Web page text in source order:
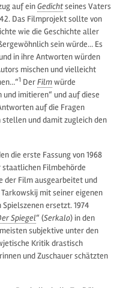
auf einGedichtseines Vaters
Das Filmprojekt sollte von
wie die Geschichte aller
sein würde… Es
in ihre Antworten würden
mischen und vielleicht
1 DerFilmwürde
und imitieren“ und auf diese
auf die Fragen
und damit zugleich den
die erste Fassung von 1968
staatlichen Filmbehörde
der Film ausgearbeitet und
mit seiner eigenen
ersetzt. 1974
Spiegel“ (Serkalo) in den
subjektive unter den
Kritik drastisch
und Zuschauer schätzten